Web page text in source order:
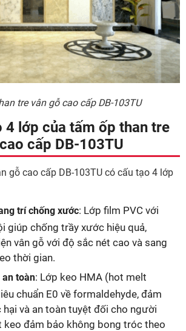
tre vân gỗ cao cấp DB-103TU
4 lớp của tấm ốp than tre
cấp DB-103TU
gỗ cao cấp DB-103TU có cấu tạo 4 lớp
trí chống xước: Lớp film PVC với
giúp chống trầy xước hiệu quả,
vân gỗ với độ sắc nét cao và sang
thời gian.
an toàn: Lớp keo HMA (hot melt
chuẩn E0 về formaldehyde, đảm
và an toàn tuyệt đối cho người
keo đảm bảo không bong tróc theo